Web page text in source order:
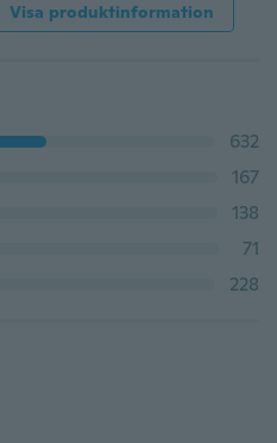
Visa produktinformation
632
167
138
71
228